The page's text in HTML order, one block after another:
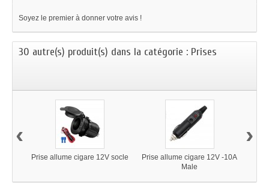
Soyez le premier à donner votre avis !
30 autre(s) produit(s) dans la catégorie : Prises
Prise allume cigare 12V socle
Prise allume cigare 12V -10A
Male
‹ ›